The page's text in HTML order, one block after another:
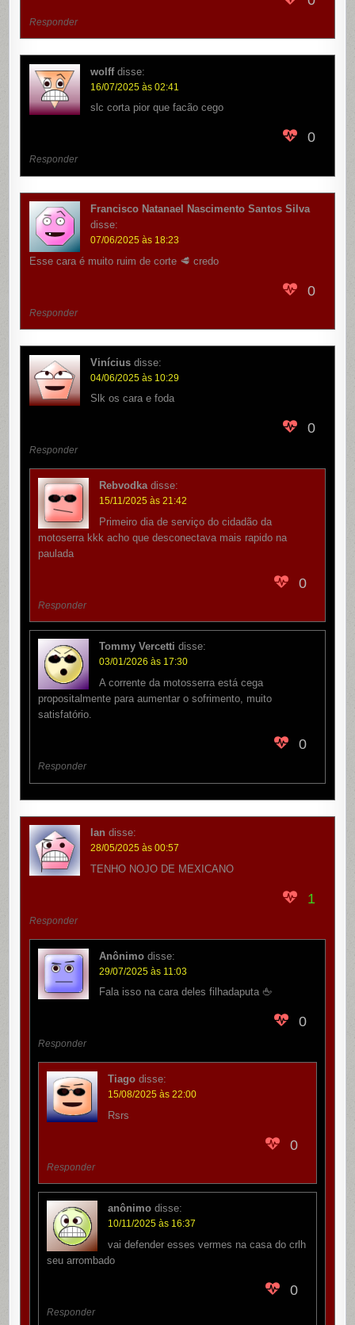
Responder
wolff disse:
16/07/2025 às 02:41
slc corta pior que facão cego
0
Responder
Francisco Natanael Nascimento Santos Silva
disse:
07/06/2025 às 18:23
Esse cara é muito ruim de corte 🥩 credo
0
Responder
Vinícius disse:
04/06/2025 às 10:29
Slk os cara e foda
0
Responder
Rebvodka disse:
15/11/2025 às 21:42
Primeiro dia de serviço do cidadão da
motoserra kkk acho que desconectava mais rapido na
paulada
0
Responder
Tommy Vercetti disse:
03/01/2026 às 17:30
A corrente da motosserra está cega
propositalmente para aumentar o sofrimento, muito
satisfatório.
0
Responder
Ian disse:
28/05/2025 às 00:57
TENHO NOJO DE MEXICANO
1
Responder
Anônimo disse:
29/07/2025 às 11:03
Fala isso na cara deles filhadaputa 🖕
0
Responder
Tiago disse:
15/08/2025 às 22:00
Rsrs
0
Responder
anônimo disse:
10/11/2025 às 16:37
vai defender esses vermes na casa do crlh
seu arrombado
0
Responder